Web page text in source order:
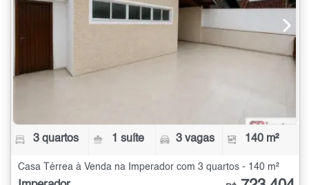
3 quartos 1 suíte 3 vagas 140 m²
Casa Térrea à Venda na Imperador com 3 quartos - 140 m²